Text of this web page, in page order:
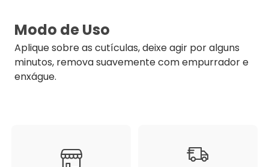
Modo de Uso
Aplique sobre as cutículas, deixe agir por alguns
minutos, remova suavemente com empurrador e
enxágue.